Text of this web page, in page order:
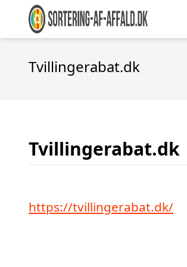
Tvillingerabat.dk
Tvillingerabat.dk
https://tvillingerabat.dk/